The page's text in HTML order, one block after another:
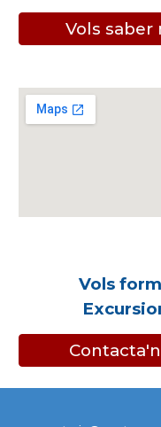
Vols saber
Vols